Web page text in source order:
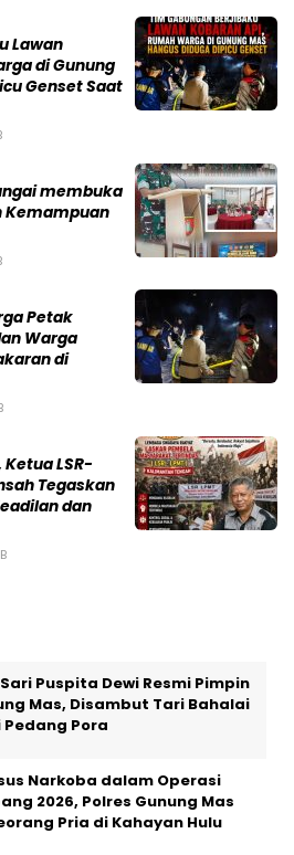
Lawan
di Gunung
Genset Saat
membuka
Kemampuan
Petak
Warga
di
Ketua LSR-
Tegaskan
dan
Puspita Dewi Resmi Pimpin
Mas, Disambut Tari Bahalai
Pora
Narkoba dalam Operasi
2026, Polres Gunung Mas
Pria di Kahayan Hulu